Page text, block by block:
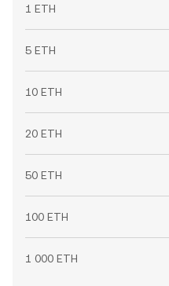
1 ETH
5 ETH
10 ETH
20 ETH
50 ETH
100 ETH
1 000 ETH